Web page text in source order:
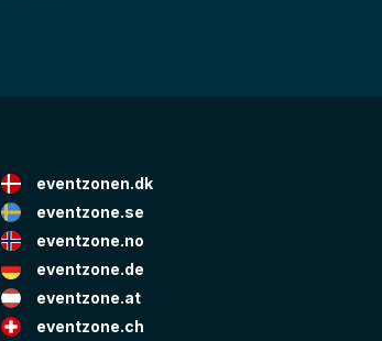
eventzonen.dk
eventzone.se
eventzone.no
eventzone.de
eventzone.at
eventzone.ch